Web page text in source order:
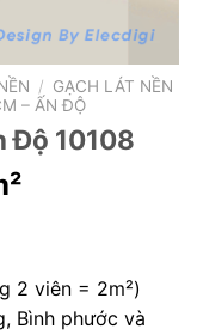
/ GẠCH LÁT NỀN
– ẤN ĐỘ
Độ 10108
₫.
2 viên = 2m²)
Bình phước và